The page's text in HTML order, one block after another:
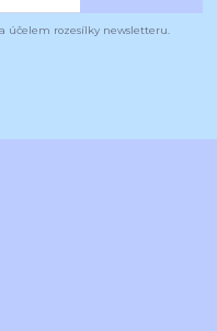
účelem rozesílky newsletteru.